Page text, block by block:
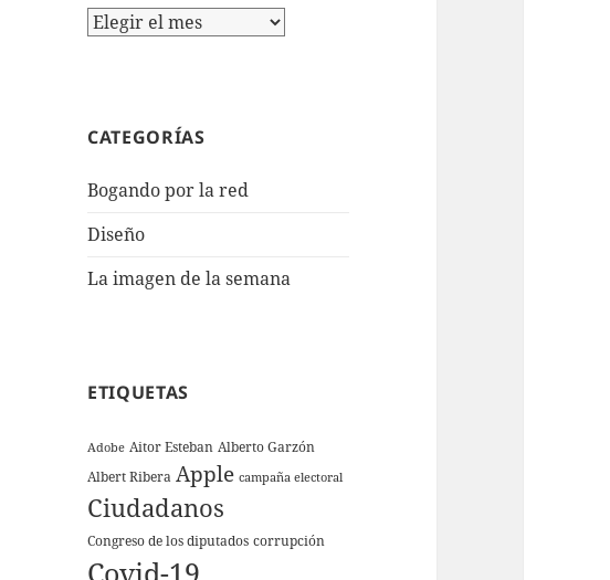
Archivos
CATEGORÍAS
Bogando por la red
Diseño
La imagen de la semana
ETIQUETAS
Adobe Aitor Esteban Alberto Garzón
Albert Ribera Apple campaña electoral
Ciudadanos
Congreso de los diputados corrupción